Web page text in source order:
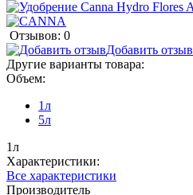
Отзывов: 0
Добавить отзыв
Другие варианты товара:
Объем:
1л
5л
1л
Характеристики:
Все характеристики
Производитель